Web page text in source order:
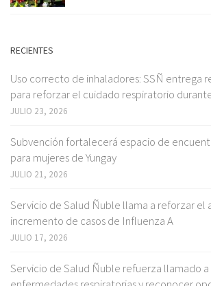
RECIENTES
Uso correcto de inhaladores: SSÑ entrega
para reforzar el cuidado respiratorio
JULIO 23, 2026
Subvención fortalecerá espacio de
para mujeres de Yungay
JULIO 21, 2026
Servicio de Salud Ñuble llama a reforzar el
incremento de casos de Influenza A
JULIO 17, 2026
Servicio de Salud Ñuble refuerza llamado